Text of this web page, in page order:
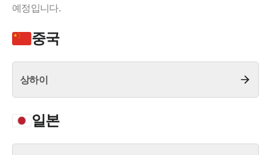
전체
구성원 소개
예정입니다.
중국
상하이
일본